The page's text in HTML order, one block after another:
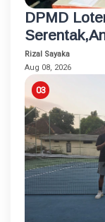
DPMD
Rizal Sayaka
Aug 08, 2026